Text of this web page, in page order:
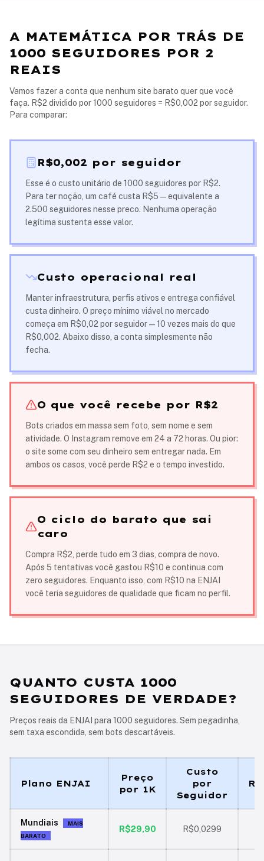
A MATEMÁTICA POR TRÁS DE
1000 SEGUIDORES POR 2
REAIS
Vamos fazer a conta que nenhum site barato quer que você
faça. R$2 dividido por 1000 seguidores = R$0,002 por seguidor.
Para comparar:
R$0,002 por seguidor
Esse é o custo unitário de 1000 seguidores por R$2.
Para ter noção, um café custa R$5 — equivalente a
2.500 seguidores nesse preco. Nenhuma operação
legítima sustenta esse valor.
Custo operacional real
Manter infraestrutura, perfis ativos e entrega confiável
custa dinheiro. O preço mínimo viável no mercado
começa em R$0,02 por seguidor — 10 vezes mais do que
R$0,002. Abaixo disso, a conta simplesmente não
fecha.
O que você recebe por R$2
Bots criados em massa sem foto, sem nome e sem
atividade. O Instagram remove em 24 a 72 horas. Ou pior:
o site some com seu dinheiro sem entregar nada. Em
ambos os casos, você perde R$2 e o tempo investido.
O ciclo do barato que sai
caro
Compra R$2, perde tudo em 3 dias, compra de novo.
Após 5 tentativas você gastou R$10 e continua com
zero seguidores. Enquanto isso, com R$10 na ENJAI
você teria seguidores de qualidade que ficam no perfil.
QUANTO CUSTA 1000
SEGUIDORES DE VERDADE?
Preços reais da ENJAI para 1000 seguidores. Sem pegadinha,
sem taxa escondida, sem bots descartáveis.
Plano ENJAI
Preço
por 1K
Custo
por
Seguidor
Mundiais
MAIS
BARATO
R$29,90 R$0,0299